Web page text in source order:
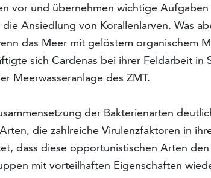
vor und übernehmen wichtige Aufgaben
Ansiedlung von Korallenlarven. Was
das Meer mit gelöstem organischem
sich Cardenas bei ihrer Feldarbeit in
Meerwasseranlage des ZMT.
der Bakterienarten
die zahlreiche Virulenzfaktoren in
dass diese opportunistischen Arten den
mit vorteilhaften Eigenschaften